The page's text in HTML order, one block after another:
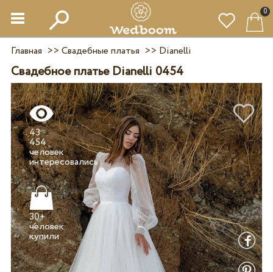
0
Главная >> Свадебные платья >> Dianelli
Свадебное платье Dianelli 0454
43
454
человек
интересовались
30+
человек
купили